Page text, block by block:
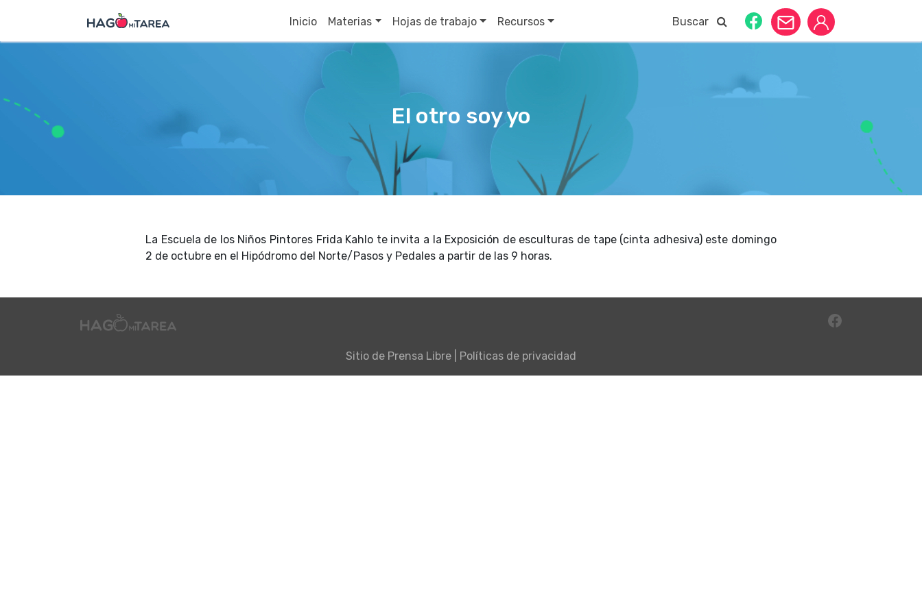
Inicio Materias Hojas de trabajo Recursos Buscar
El otro soy yo
La Escuela de los Niños Pintores Frida Kahlo te invita a la Exposición de esculturas de tape (cinta adhesiva) este domingo
2 de octubre en el Hipódromo del Norte/Pasos y Pedales a partir de las 9 horas.
Sitio de Prensa Libre Políticas de privacidad